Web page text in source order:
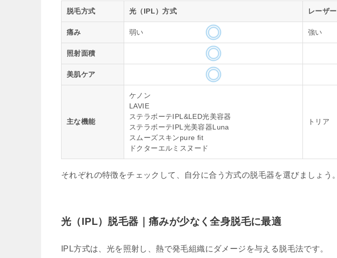
脱毛方式 光（IPL）方式 レーザ
痛み 弱い 強い
照射面積
美肌ケア
主な機能
ケノン
LAVIE
ステラボーテIPL&LED光美容器
ステラボーテIPL光美容器Luna
スムーズスキンpure fit
ドクターエルミスヌード
トリア
それぞれの特徴をチェックして、自分に合う方式の脱毛器を選びましょう。
光（IPL）脱毛器｜痛みが少なく全身脱毛に最適
IPL方式は、光を照射し、熱で発毛組織にダメージを与える脱毛法です。